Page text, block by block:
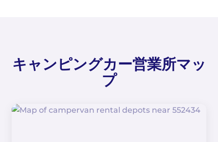
キャンピングカー営業所マッ
プ